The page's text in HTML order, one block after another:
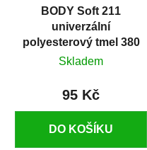
BODY Soft 211
univerzální
polyesterový tmel 380
g
Skladem
95 Kč
DO KOŠÍKU